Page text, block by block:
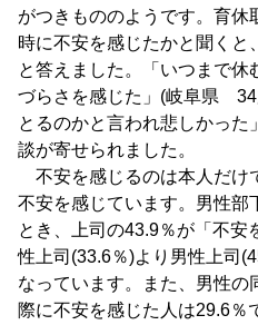
がつきもののようです。育
時に不安を感じたかと聞くと
と答えました。「いつまで
づらさを感じた」(岐阜県
とるのかと言われ悲しかっ
談が寄せられました。
不安を感じるのは本人だけ
不安を感じています。男性部
とき、上司の43.9％が「不安
性上司(33.6％)より男性上司
なっています。また、男性の
際に不安を感じた人は29.6％